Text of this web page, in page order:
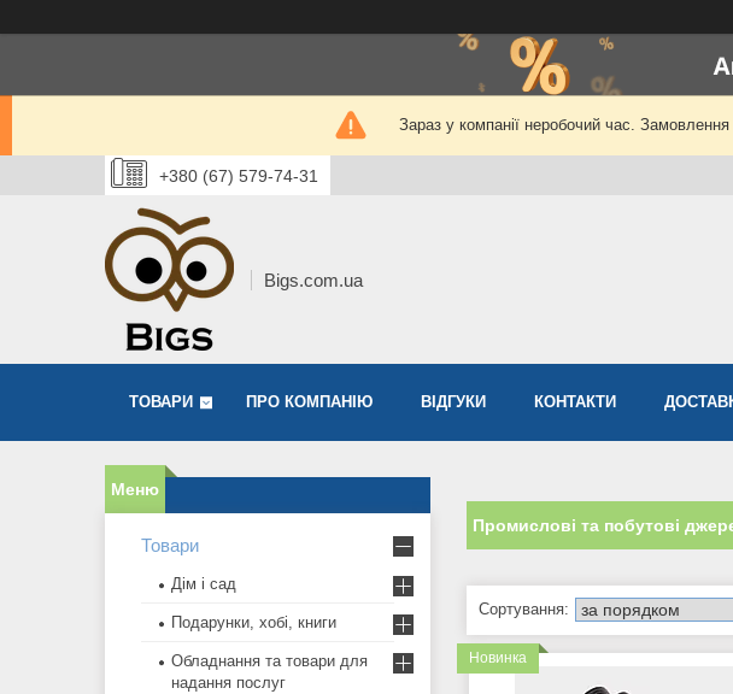
Зараз у компанії неробочий час.
+380 (67) 579-74-31
Bigs.com.ua
ТОВАРИ ПРО КОМПАНІЮ ВІДГУКИ КОНТАКТИ
Промислові та побутові
Новинка
Товари
Дім і сад
Подарунки, хобі, книги
Обладнання та товари для
надання послуг